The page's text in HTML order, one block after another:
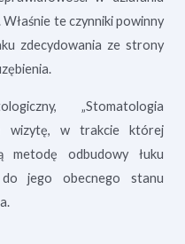
te czynniki powinny
zdecydowania ze strony
„Stomatologia
wizytę, w trakcie której
metodę odbudowy łuku
jego obecnego stanu